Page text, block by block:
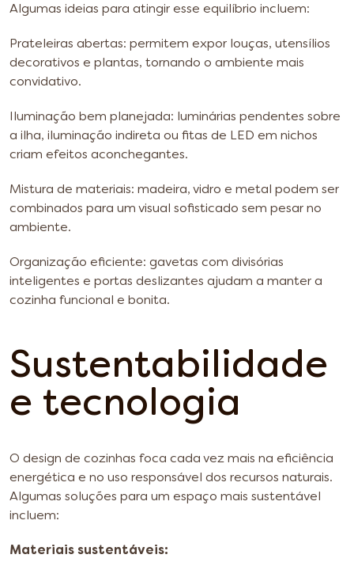
Algumas ideias para atingir esse equilíbrio incluem:
Prateleiras abertas: permitem expor louças, utensílios
decorativos e plantas, tornando o ambiente mais
convidativo.
Iluminação bem planejada: luminárias pendentes sobre
a ilha, iluminação indireta ou fitas de LED em nichos
criam efeitos aconchegantes.
Mistura de materiais: madeira, vidro e metal podem ser
combinados para um visual sofisticado sem pesar no
ambiente.
Organização eficiente: gavetas com divisórias
inteligentes e portas deslizantes ajudam a manter a
cozinha funcional e bonita.
Sustentabilidade
e tecnologia
O design de cozinhas foca cada vez mais na eficiência
energética e no uso responsável dos recursos naturais.
Algumas soluções para um espaço mais sustentável
incluem:
Materiais sustentáveis: